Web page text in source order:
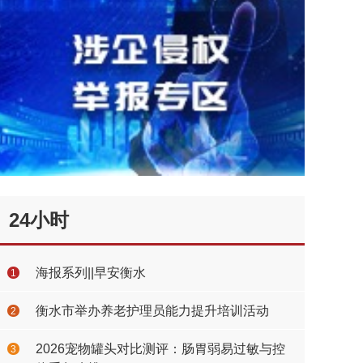
24小时
1 海报系列||早安衡水
2 衡水市举办养老护理员能力提升培训活动
3
2026宠物罐头对比测评：肠胃弱易过敏与控